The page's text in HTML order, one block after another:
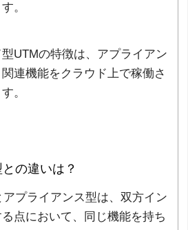
。
UTMの特徴は、アプライアン
連機能をクラウド上で稼働さ
。
の違いは？
プライアンス型は、双方イン
点において、同じ機能を持ち